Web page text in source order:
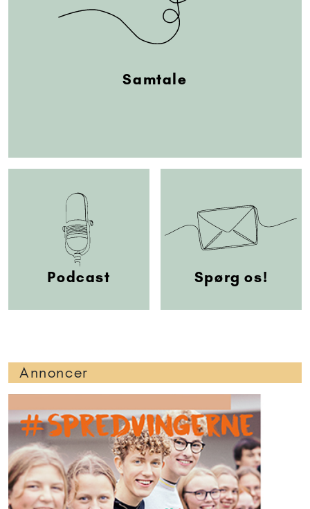
Samtale
Podcast Spørg os!
Annoncer